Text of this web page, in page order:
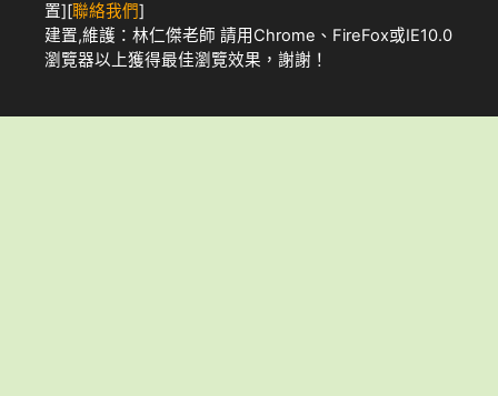
置][聯絡我們]
建置,維護： 林仁傑老師 請用 Chrome 、 FireFox或IE10.0
瀏覽器以上獲得最佳瀏覽效果，謝謝！